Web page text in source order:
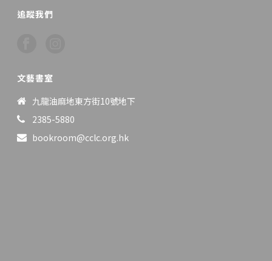
追蹤我們
文藝書室
九龍油麻地東方街10號地下
2385-5880
bookroom@cclc.org.hk